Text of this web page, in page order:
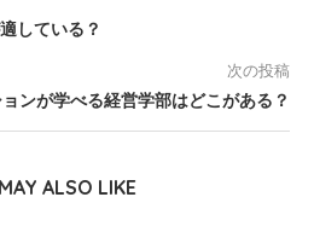
している？
次の投稿
ンが学べる経営学部はどこがある？
ALSO LIKE